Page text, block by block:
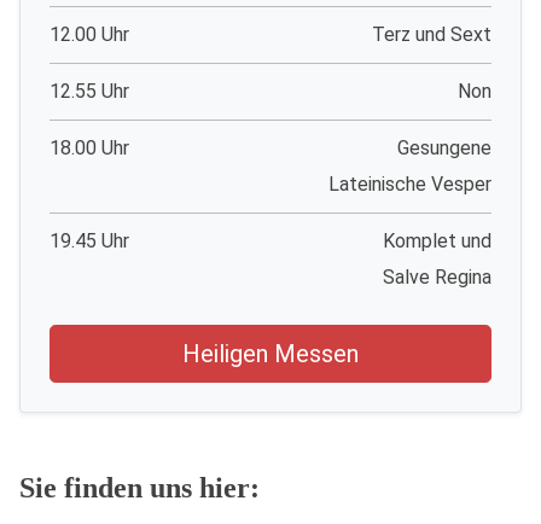
12.00 Uhr Terz und Sext
12.55 Uhr Non
18.00 Uhr
Gesungene
Lateinische Vesper
19.45 Uhr
Komplet und
Salve Regina
Heiligen Messen
Sie finden uns hier: